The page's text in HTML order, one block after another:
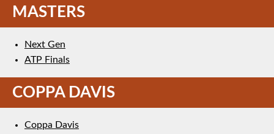
MASTERS
Next Gen
ATP Finals
COPPA DAVIS
Coppa Davis